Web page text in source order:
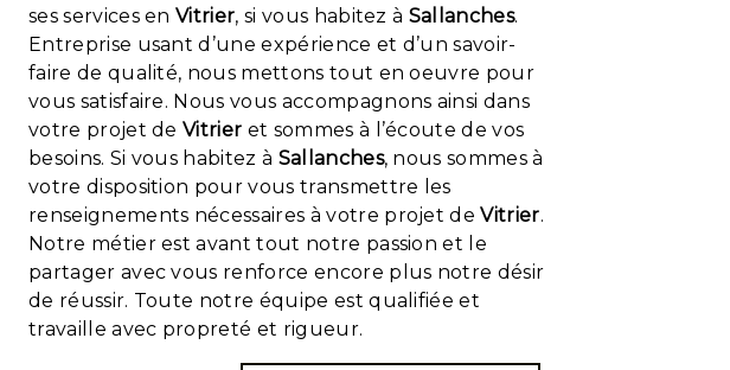
ses services enVitrier, si vous habitez à Sallanches.
Entreprise usant d’une expérience et d’un savoir-
faire de qualité, nous mettons tout en oeuvre pour
vous satisfaire. Nous vous accompagnons ainsi dans
votre projet deVitrier et sommes à l’écoute de vos
besoins. Si vous habitez à Sallanches, nous sommes à
votre disposition pour vous transmettre les
renseignements nécessaires à votre projet deVitrier.
Notre métier est avant tout notre passion et le
partager avec vous renforce encore plus notre désir
de réussir. Toute notre équipe est qualifiée et
travaille avec propreté et rigueur.